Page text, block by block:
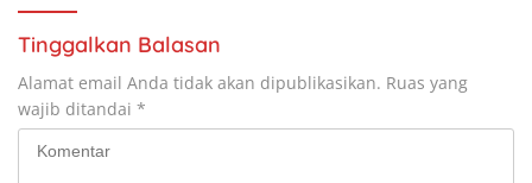
Tinggalkan Balasan
Alamat email Anda tidak akan dipublikasikan. Ruas yang
wajib ditandai *